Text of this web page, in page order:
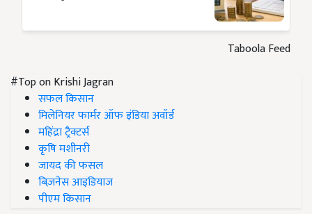
Taboola Feed
#Top on Krishi Jagran
सफल किसान
मिलेनियर फार्मर ऑफ इंडिया अवॉर्ड
महिंद्रा ट्रैक्टर्स
कृषि मशीनरी
जायद की फसल
बिज़नेस आइडियाज
पीएम किसान